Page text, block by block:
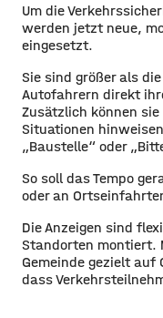
Um die
werden jetzt neue,
eingesetzt.
Sie sind größer als
Autofahrern direkt
Zusätzlich können
Situationen
„Baustelle“ oder
So soll das Tempo
oder an
Die Anzeigen sind
Standorten montiert.
Gemeinde gezielt
dass